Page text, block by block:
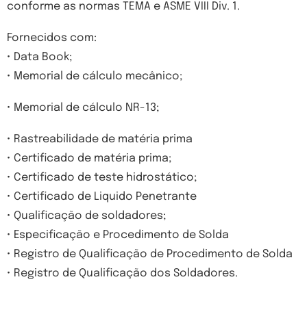
conforme as normas TEMA e ASME VIII Div. 1.
Fornecidos com:
• Data Book;
• Memorial de cálculo mecânico;
• Memorial de cálculo NR-13;
• Rastreabilidade de matéria prima
• Certificado de matéria prima;
• Certificado de teste hidrostático;
• Certificado de Liquido Penetrante
• Qualificação de soldadores;
• Especificação e Procedimento de Solda
• Registro de Qualificação de Procedimento de Solda
• Registro de Qualificação dos Soldadores.